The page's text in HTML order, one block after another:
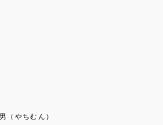
（やちむん）